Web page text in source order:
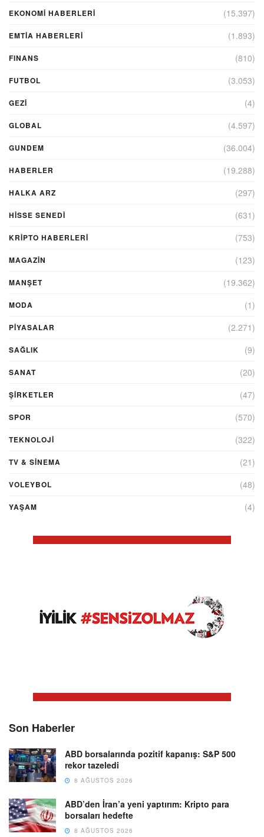
EKONOMI HABERLERI (15.397)
EMTIA HABERLERI (1.893)
FINANS (810)
FUTBOL (3.053)
GEZI (4)
GLOBAL (4.597)
GUNDEM (36.004)
HABERLER (19.288)
HALKA ARZ (297)
HİSSE SENEDİ (631)
KRIPTO HABERLERI (753)
MAGAZİN (123)
MANŞET (19.362)
MODA (1)
PİYASALAR (2.271)
SAĞLIK (9)
SANAT (20)
ŞIRKETLER (47)
SPOR (570)
TEKNOLOJİ (322)
TV & SINEMA (21)
VOLEYBOL (48)
YAŞAM (4)
Son Haberler
ABD borsalarında pozitif kapanış: S&P 500
rekor tazeledi
8 AĞUSTOS 2026
ABD’den İran’a yeni yaptırım: Kripto para
borsaları hedefte
8 AĞUSTOS 2026